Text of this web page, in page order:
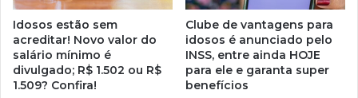
Idosos estão sem
acreditar! Novo valor do
salário mínimo é
divulgado; R$ 1.502 ou R$
1.509? Confira!
Clube de vantagens para
idosos é anunciado pelo
INSS, entre ainda HOJE
para ele e garanta super
benefícios